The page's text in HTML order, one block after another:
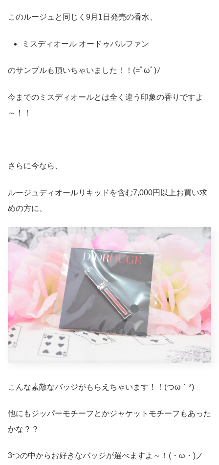
このルージュと同じく9月1日発売の香水、
ミスディオール オードゥパルファン
のサンプルも頂いちゃいました！！(=ﾟωﾟ)ﾉ
今までのミスディオールとは全く違う印象の香りですよ
～！！
さらに今なら、
ルージュディオールリキッドを含む7,000円以上お買い求
めの方に、
こんな素敵なバッジがもらえちゃいます！！(つω｀*)
他にもジッパーモチーフとかジャケットモチーフもあった
かな？？
3つの中からお好きなバッジが選べますよ～！(・ω・)ノ